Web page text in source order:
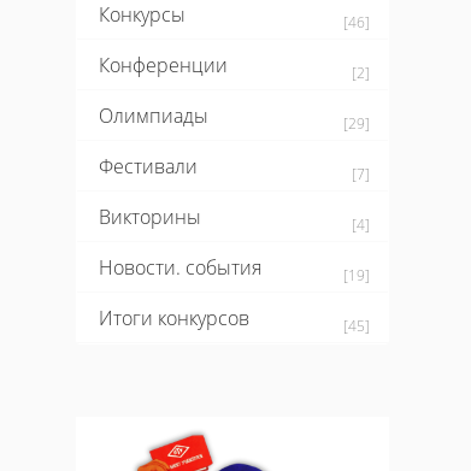
Конкурсы [46]
Конференции [2]
Олимпиады [29]
Фестивали [7]
Викторины [4]
Новости. события [19]
Итоги конкурсов [45]